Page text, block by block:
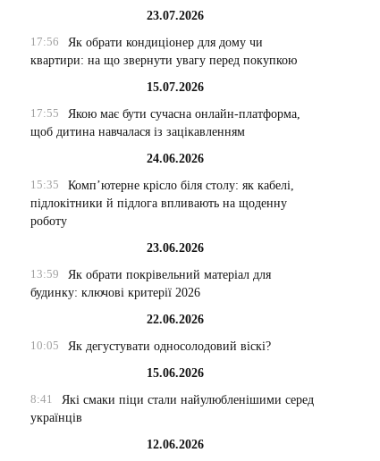
23.07.2026
17:56
Як обрати кондиціонер для дому чи
квартири: на що звернути увагу перед покупкою
15.07.2026
17:55
Якою має бути сучасна онлайн-платформа,
щоб дитина навчалася із зацікавленням
24.06.2026
15:35
Комп’ютерне крісло біля столу: як кабелі,
підлокітники й підлога впливають на щоденну
роботу
23.06.2026
13:59
Як обрати покрівельний матеріал для
будинку: ключові критерії 2026
22.06.2026
10:05
Як дегустувати односолодовий віскі?
15.06.2026
8:41
Які смаки піци стали найулюбленішими серед
українців
12.06.2026